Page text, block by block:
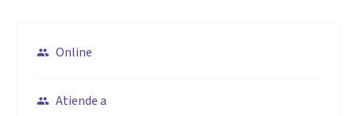
Online
Atiende a